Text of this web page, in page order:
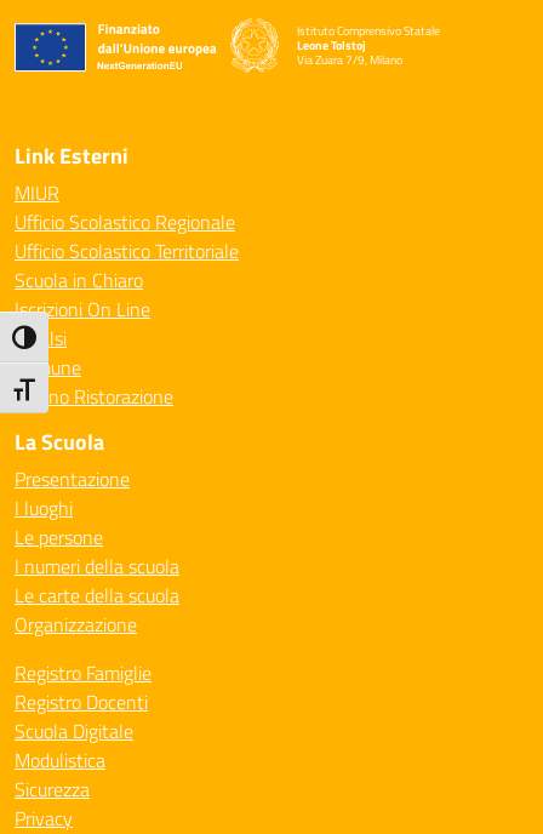
Attiva/disattiva alto contrasto
Attiva/disattiva dimensione testo
Istituto Comprensivo Statale
Leone Tolstoj
Via Zuara 7/9, Milano
— Visita la pagina iniziale della scuola
Link Esterni
MIUR
Ufficio Scolastico Regionale
Ufficio Scolastico Territoriale
Scuola in Chiaro
Iscrizioni On Line
Invalsi
Comune
Milano Ristorazione
La Scuola
Presentazione
I luoghi
Le persone
I numeri della scuola
Le carte della scuola
Organizzazione
Registro Famiglie
Registro Docenti
Scuola Digitale
Modulistica
Sicurezza
Privacy